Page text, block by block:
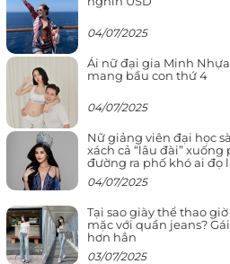
04/07/2025
Ái nữ đại gia Minh
mang bầu con thứ 4
04/07/2025
Nữ giảng viên đại học
xách cả “lâu đài”
đường ra phố khó ai đọ
04/07/2025
Tại sao giày thể thao
mặc với quần jeans?
hơn hẳn
03/07/2025